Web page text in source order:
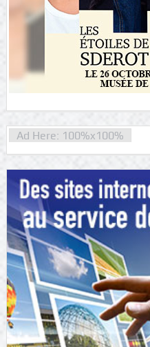
Ad Here: 100%x100%